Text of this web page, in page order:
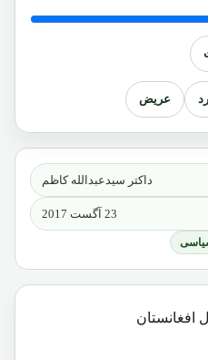
داکتر سیدعبدالله کاظم
23 آگست 2017
افغانستان
عریض